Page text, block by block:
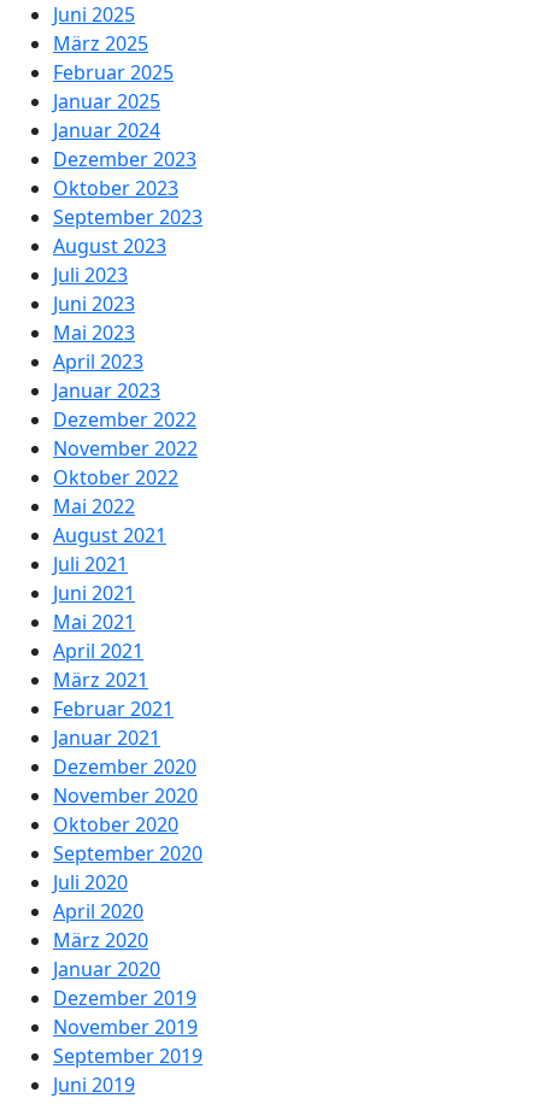
Juni 2025
März 2025
Februar 2025
Januar 2025
Januar 2024
Dezember 2023
Oktober 2023
September 2023
August 2023
Juli 2023
Juni 2023
Mai 2023
April 2023
Januar 2023
Dezember 2022
November 2022
Oktober 2022
Mai 2022
August 2021
Juli 2021
Juni 2021
Mai 2021
April 2021
März 2021
Februar 2021
Januar 2021
Dezember 2020
November 2020
Oktober 2020
September 2020
Juli 2020
April 2020
März 2020
Januar 2020
Dezember 2019
November 2019
September 2019
Juni 2019